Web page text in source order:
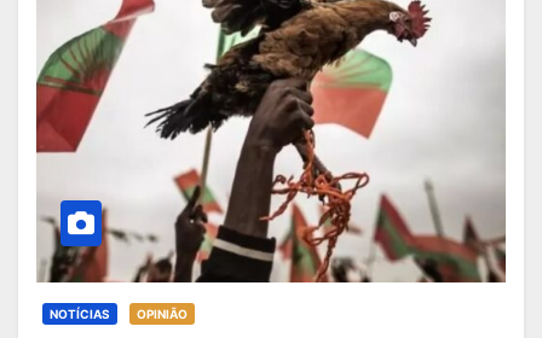
NOTÍCIAS OPINIÃO